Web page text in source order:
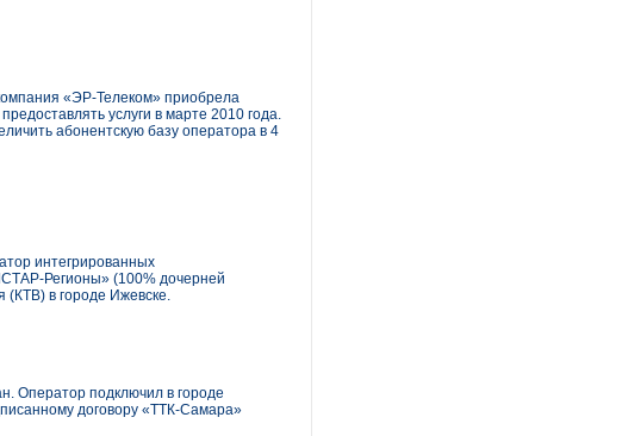
«ЭР-Телеком» приобрела
услуги в марте 2010 года.
абонентскую базу оператора в 4
интегрированных
Регионы» (100% дочерней
в городе Ижевске.
Оператор подключил в городе
договору «ТТК-Самара»